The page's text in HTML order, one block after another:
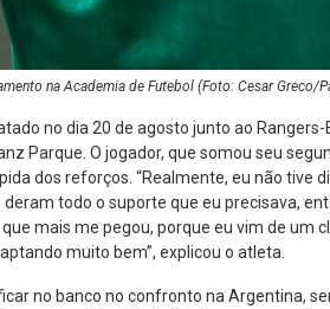
na Academia de Futebol (Foto: Cesar Greco/
no dia 20 de agosto junto ao
Parque. O jogador, que somou seu
dos reforços. “Realmente, eu não tive
todo o suporte que eu precisava,
mais me pegou, porque eu vim de um
muito bem”, explicou o atleta.
no banco no confronto na Argentina,